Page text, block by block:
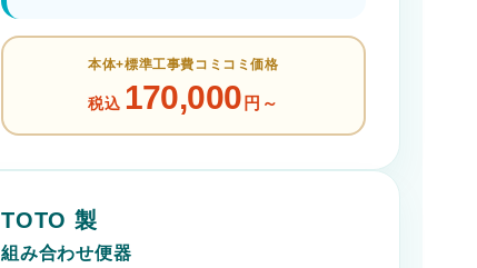
本体+標準工事費コミコミ価格
税込 170,000 円～
TOTO 製
組み合わせ便器